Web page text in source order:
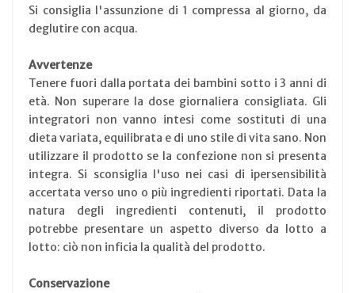
Si consiglia l'assunzione di 1 compressa al giorno, da
deglutire con acqua.
Avvertenze
Tenere fuori dalla portata dei bambini sotto i 3 anni di
età. Non superare la dose giornaliera consigliata. Gli
integratori non vanno intesi come sostituti di una
dieta variata, equilibrata e di uno stile di vita sano. Non
utilizzare il prodotto se la confezione non si presenta
integra. Si sconsiglia l'uso nei casi di ipersensibilità
accertata verso uno o più ingredienti riportati. Data la
natura degli ingredienti contenuti, il prodotto
potrebbe presentare un aspetto diverso da lotto a
lotto: ciò non inficia la qualità del prodotto.
Conservazione